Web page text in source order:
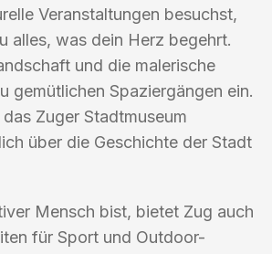
Veranstaltungen besuchst,
alles, was dein Herz begehrt.
und die malerische
gemütlichen Spaziergängen ein.
Zuger Stadtmuseum
über die Geschichte der Stadt
Mensch bist, bietet Zug auch
für Sport und Outdoor-